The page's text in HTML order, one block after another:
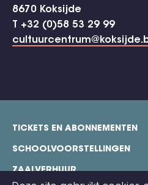
8670 Koksijde
T +32 (0)58 53 29 99
footer
TICKETS EN ABONNEMENTEN
SCHOOLVOORSTELLINGEN
ZAALVERHUUR